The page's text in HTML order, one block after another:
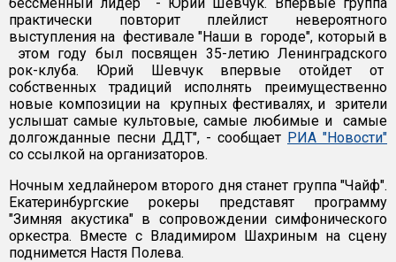
практически повторит плейлист невероятного
выступления на фестивале "Наши в городе", который в
этом году был посвящен 35-летию Ленинградского
рок-клуба. Юрий Шевчук впервые отойдет от
собственных традиций исполнять преимущественно
новые композиции на крупных фестивалях, и зрители
услышат самые культовые, самые любимые и самые
долгожданные песни ДДТ", - сообщает РИА "Новости"
со ссылкой на организаторов.
Ночным хедлайнером второго дня станет группа "Чайф".
Екатеринбургские рокеры представят программу
"Зимняя акустика" в сопровождении симфонического
оркестра. Вместе с Владимиром Шахриным на сцену
поднимется Настя Полева.